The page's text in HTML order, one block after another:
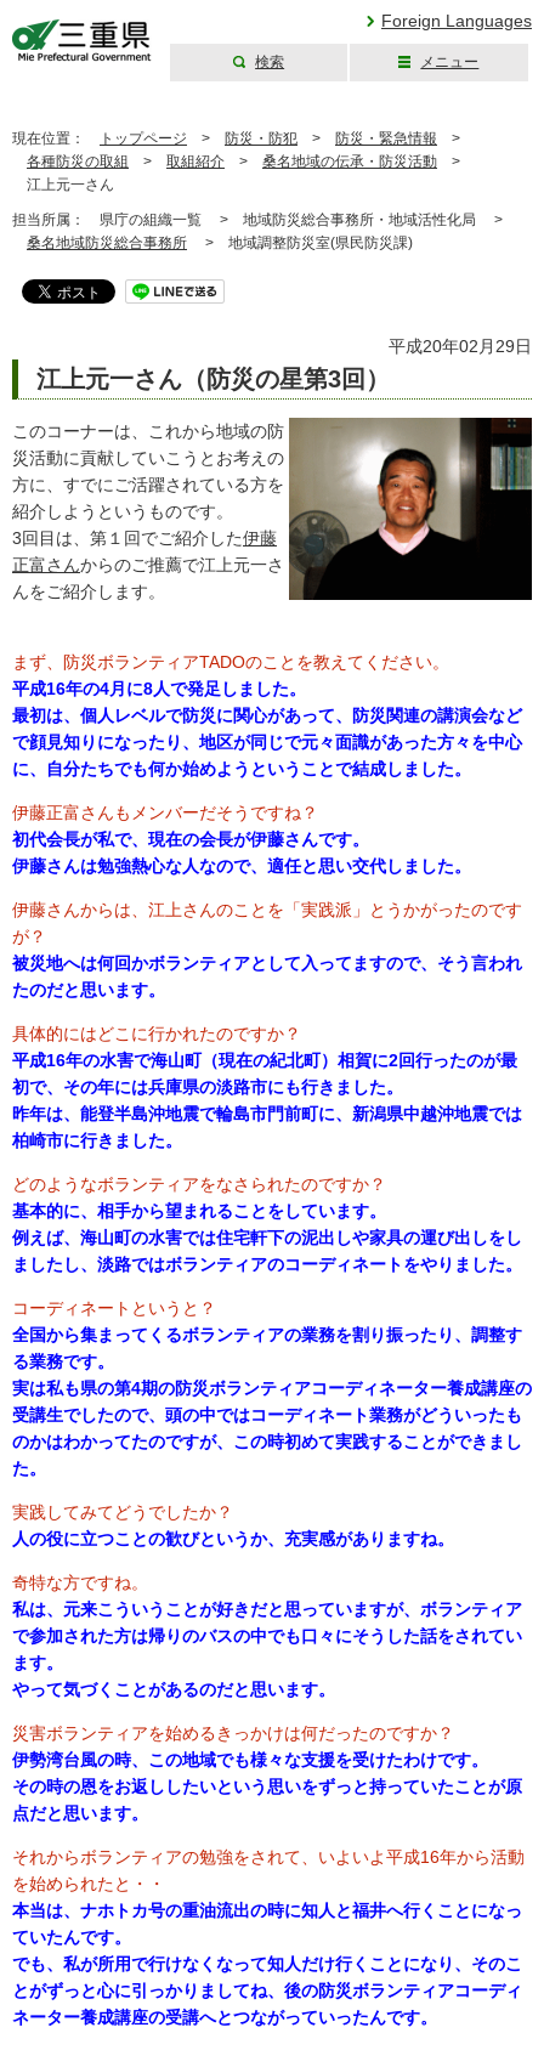
Foreign Languages
検索 メニュー
現在位置： トップページ > 防災・防犯 > 防災・緊急情報 >
各種防災の取組
> 取組紹介 > 桑名地域の伝承・防災活動 >
江上元一さん
担当所属： 県庁の組織一覧 > 地域防災総合事務所・地域活性化局 >
桑名地域防災総合事務所 > 地域調整防災室(県民防災課)
平成20年02月29日
江上元一さん（防災の星第3回）
このコーナーは、これから地域の防
災活動に貢献していこうとお考えの
方に、すでにご活躍されている方を
紹介しようというものです。
3回目は、第１回でご紹介した伊藤
正富さんからのご推薦で江上元一さ
んをご紹介します。
まず、防災ボランティアTADOのことを教えてください。
平成16年の4月に8人で発足しました。
最初は、個人レベルで防災に関心があって、防災関連の講演会など
で顔見知りになったり、地区が同じで元々面識があった方々を中心
に、自分たちでも何か始めようということで結成しました。
伊藤正富さんもメンバーだそうですね？
初代会長が私で、現在の会長が伊藤さんです。
伊藤さんは勉強熱心な人なので、適任と思い交代しました。
伊藤さんからは、江上さんのことを「実践派」とうかがったのです
が？
被災地へは何回かボランティアとして入ってますので、そう言われ
たのだと思います。
具体的にはどこに行かれたのですか？
平成16年の水害で海山町（現在の紀北町）相賀に2回行ったのが最
初で、その年には兵庫県の淡路市にも行きました。
昨年は、能登半島沖地震で輪島市門前町に、新潟県中越沖地震では
柏崎市に行きました。
どのようなボランティアをなさられたのですか？
基本的に、相手から望まれることをしています。
例えば、海山町の水害では住宅軒下の泥出しや家具の運び出しをし
ましたし、淡路ではボランティアのコーディネートをやりました。
コーディネートというと？
全国から集まってくるボランティアの業務を割り振ったり、調整す
る業務です。
実は私も県の第4期の防災ボランティアコーディネーター養成講座の
受講生でしたので、頭の中ではコーディネート業務がどういったも
のかはわかってたのですが、この時初めて実践することができまし
た。
実践してみてどうでしたか？
人の役に立つことの歓びというか、充実感がありますね。
奇特な方ですね。
私は、元来こういうことが好きだと思っていますが、ボランティア
で参加された方は帰りのバスの中でも口々にそうした話をされてい
ます。
やって気づくことがあるのだと思います。
災害ボランティアを始めるきっかけは何だったのですか？
伊勢湾台風の時、この地域でも様々な支援を受けたわけです。
その時の恩をお返ししたいという思いをずっと持っていたことが原
点だと思います。
それからボランティアの勉強をされて、いよいよ平成16年から活動
を始められたと・・
本当は、ナホトカ号の重油流出の時に知人と福井へ行くことになっ
ていたんです。
でも、私が所用で行けなくなって知人だけ行くことになり、そのこ
とがずっと心に引っかりましてね、後の防災ボランティアコーディ
ネーター養成講座の受講へとつながっていったんです。